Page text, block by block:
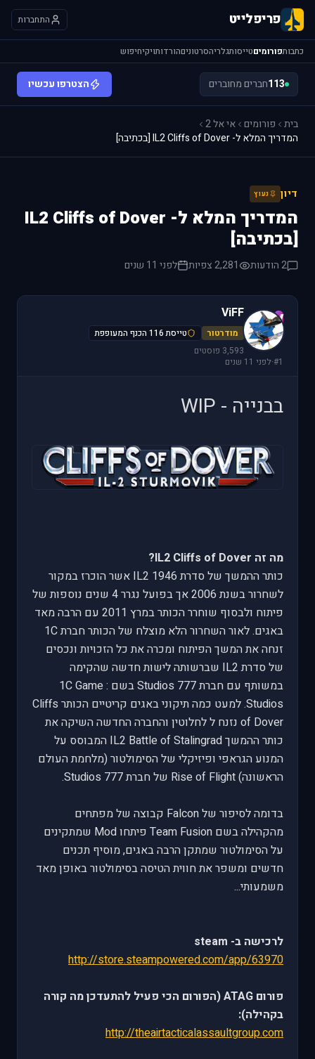
פריפלייט התחברות
כתבותפורומיםטייסותגלריהסרטוניםהורדותויקיחיפוש
113חברים מחוברים הצטרפו עכשיו
בית פורומים אי אל 2
המדריך המלא ל- IL2 Cliffs of Dover [בכתיבה]
דיון נעוץ
המדריך המלא ל- IL2 Cliffs of Dover
[בכתיבה]
2 הודעות 2,281 צפיות לפני 11 שנים
V
ViFF
מודרטור
טייסת 116 הכנף המעופפת
3,593 פוסטים
#1
·לפני 11 שנים
בבנייה - WIP
מה זה IL2 Cliffs of Dover?
כותר ההמשך של סדרת IL2 1946 אשר הוכרז במקור
לשחרור בשנת 2006 אך בפועל נגרר 4 שנים נוספות של
פיתוח ולבסוף שוחרר הכותר במרץ 2011 עם הרבה מאד
באגים. לאור השחרור הלא מוצלח של הכותר חברת 1C
זנחה את המשך הפיתוח ומכרה את כל הזכויות ונכסים
של סדרת IL2 שברשותה לישות חדשה שהקימה
במשותף עם חברת 777 Studios בשם : 1C Game
Studios. למעט כמה תיקוני באגים קריטיים הכותר Cliffs
of Dover נזנח ל לחלוטין והחברה החדשה השיקה את
כותר ההמשך IL2 Battle of Stalingrad המבוסס על
המנוע הגראפי ופיזיקלי של הסימולטור (מלחמת העולם
הראשונה) Rise of Flight של חברת 777 Studios.
בדומה לסיפור של Falcon קבוצה של מפתחים
מהקהילה בשם Team Fusion פיתחו Mod שמתקינים
על הסימולטור שמתקן הרבה באגים, מוסיף תכנים
חדשים ומשפר את חווית הטיסה בסימולטור באופן מאד
משמעותי...
לרכישה ב- steam
http://store.steampowered.com/app/63970
פורום ATAG (הפורום הכי פעיל להתעדכן מה קורה
בקהילה):
http://theairtacticalassaultgroup.com